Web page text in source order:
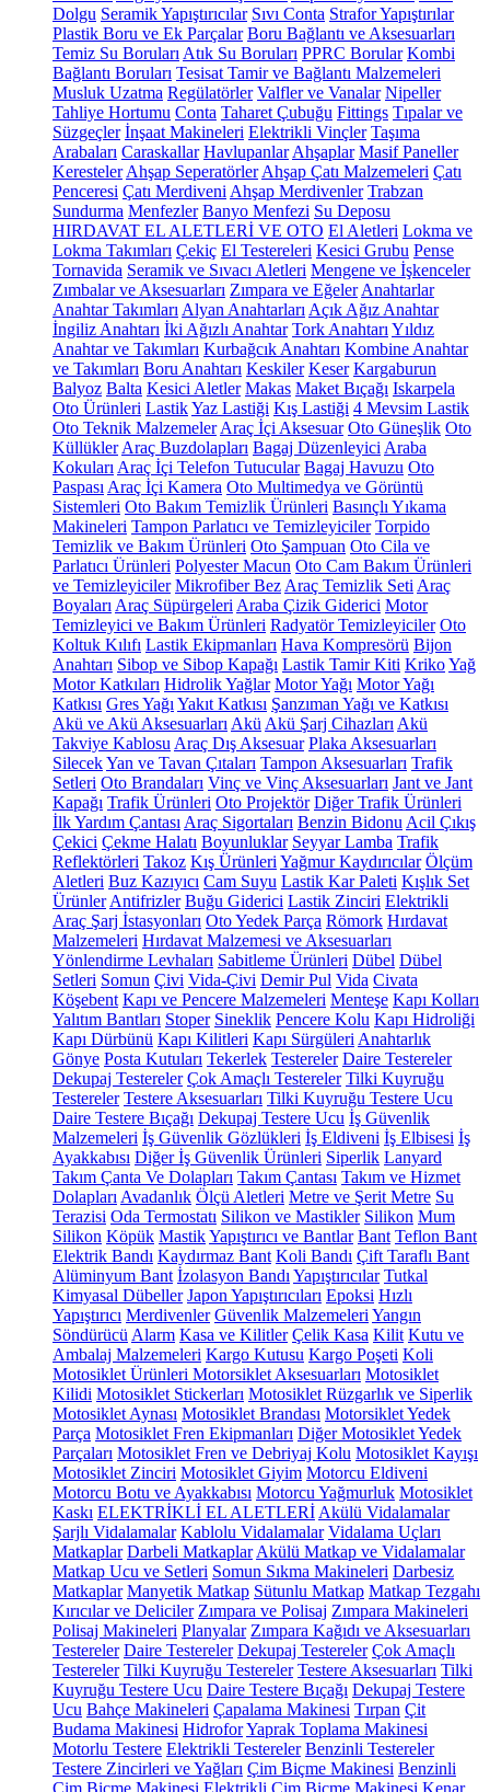
Dolgu Seramik Yapıştırıcılar Sıvı Conta Strafor Yapıştırılar
Plastik Boru ve Ek Parçalar Boru Bağlantı ve Aksesuarları
Temiz Su Boruları Atık Su Boruları PPRC Borular Kombi
Bağlantı Boruları Tesisat Tamir ve Bağlantı Malzemeleri
Musluk Uzatma Regülatörler Valfler ve Vanalar Nipeller
Tahliye Hortumu Conta Taharet Çubuğu Fittings Tıpalar ve
Süzgeçler İnşaat Makineleri Elektrikli Vinçler Taşıma
Arabaları Caraskallar Havlupanlar Ahşaplar Masif Paneller
Keresteler Ahşap Seperatörler Ahşap Çatı Malzemeleri Çatı
Penceresi Çatı Merdiveni Ahşap Merdivenler Trabzan
Sundurma Menfezler Banyo Menfezi Su Deposu
HIRDAVAT EL ALETLERİ VE OTO El Aletleri Lokma ve
Lokma Takımları Çekiç El Testereleri Kesici Grubu Pense
Tornavida Seramik ve Sıvacı Aletleri Mengene ve İşkenceler
Zımbalar ve Aksesuarları Zımpara ve Eğeler Anahtarlar
Anahtar Takımları Alyan Anahtarları Açık Ağız Anahtar
İngiliz Anahtarı İki Ağızlı Anahtar Tork Anahtarı Yıldız
Anahtar ve Takımları Kurbağcık Anahtarı Kombine Anahtar
ve Takımları Boru Anahtarı Keskiler Keser Kargaburun
Balyoz Balta Kesici Aletler Makas Maket Bıçağı Iskarpela
Oto Ürünleri LastikYaz Lastiği Kış Lastiği 4 Mevsim Lastik
Oto Teknik Malzemeler Araç İçi Aksesuar Oto Güneşlik Oto
Küllükler Araç Buzdolapları Bagaj Düzenleyici Araba
Kokuları Araç İçi Telefon Tutucular Bagaj Havuzu Oto
Paspası Araç İçi Kamera Oto Multimedya ve Görüntü
Sistemleri Oto Bakım Temizlik Ürünleri Basınçlı Yıkama
Makineleri Tampon Parlatıcı ve Temizleyiciler Torpido
Temizlik ve Bakım Ürünleri Oto Şampuan Oto Cila ve
Parlatıcı Ürünleri Polyester Macun Oto Cam Bakım Ürünleri
ve Temizleyiciler Mikrofiber Bez Araç Temizlik Seti Araç
Boyaları Araç Süpürgeleri Araba Çizik Giderici Motor
Temizleyici ve Bakım Ürünleri Radyatör Temizleyiciler Oto
Koltuk Kılıfı Lastik Ekipmanları Hava Kompresörü Bijon
Anahtarı Sibop ve Sibop Kapağı Lastik Tamir Kiti KrikoYağ
Motor Katkıları Hidrolik Yağlar Motor Yağı Motor Yağı
Katkısı Gres Yağı Yakıt Katkısı Şanzıman Yağı ve Katkısı
Akü ve Akü Aksesuarları Akü Akü Şarj Cihazları Akü
Takviye Kablosu Araç Dış Aksesuar Plaka Aksesuarları
SilecekYan ve Tavan Çıtaları Tampon Aksesuarları Trafik
Setleri Oto Brandaları Vinç ve Vinç Aksesuarları Jant ve Jant
Kapağı Trafik Ürünleri Oto Projektör Diğer Trafik Ürünleri
İlk Yardım Çantası Araç Sigortaları Benzin Bidonu Acil Çıkış
Çekici Çekme Halatı Boyunluklar Seyyar Lamba Trafik
Reflektörleri Takoz Kış Ürünleri Yağmur Kaydırıcılar Ölçüm
Aletleri Buz Kazıyıcı Cam Suyu Lastik Kar Paleti Kışlık Set
Ürünler Antifrizler Buğu Giderici Lastik Zinciri Elektrikli
Araç Şarj İstasyonları Oto Yedek Parça Römork Hırdavat
Malzemeleri Hırdavat Malzemesi ve Aksesuarları
Yönlendirme Levhaları Sabitleme Ürünleri Dübel Dübel
Setleri Somun Çivi Vida-Çivi Demir Pul Vida Civata
Köşebent Kapı ve Pencere Malzemeleri Menteşe Kapı Kolları
Yalıtım Bantları Stoper Sineklik Pencere Kolu Kapı Hidroliği
Kapı Dürbünü Kapı Kilitleri Kapı Sürgüleri Anahtarlık
Gönye Posta Kutuları Tekerlek Testereler Daire Testereler
Dekupaj Testereler Çok Amaçlı Testereler Tilki Kuyruğu
Testereler Testere Aksesuarları Tilki Kuyruğu Testere Ucu
Daire Testere Bıçağı Dekupaj Testere Ucu İş Güvenlik
Malzemeleri İş Güvenlik Gözlükleri İş Eldiveni İş Elbisesi İş
Ayakkabısı Diğer İş Güvenlik Ürünleri Siperlik Lanyard
Takım Çanta Ve Dolapları Takım Çantası Takım ve Hizmet
Dolapları Avadanlık Ölçü Aletleri Metre ve Şerit Metre Su
Terazisi Oda Termostatı Silikon ve Mastikler Silikon Mum
Silikon Köpük MastikYapıştırıcı ve Bantlar Bant Teflon Bant
Elektrik Bandı Kaydırmaz Bant Koli Bandı Çift Taraflı Bant
Alüminyum Bant İzolasyon Bandı Yapıştırıcılar Tutkal
Kimyasal Dübeller Japon Yapıştırıcıları Epoksi Hızlı
Yapıştırıcı Merdivenler Güvenlik Malzemeleri Yangın
Söndürücü Alarm Kasa ve Kilitler Çelik Kasa Kilit Kutu ve
Ambalaj Malzemeleri Kargo Kutusu Kargo Poşeti Koli
Motosiklet Ürünleri Motorsiklet Aksesuarları Motosiklet
Kilidi Motosiklet Stickerları Motosiklet Rüzgarlık ve Siperlik
Motosiklet Aynası Motosiklet Brandası Motorsiklet Yedek
Parça Motosiklet Fren Ekipmanları Diğer Motosiklet Yedek
Parçaları Motosiklet Fren ve Debriyaj Kolu Motosiklet Kayışı
Motosiklet Zinciri Motosiklet Giyim Motorcu Eldiveni
Motorcu Botu ve Ayakkabısı Motorcu Yağmurluk Motosiklet
Kaskı ELEKTRİKLİ EL ALETLERİ Akülü Vidalamalar
Şarjlı Vidalamalar Kablolu Vidalamalar Vidalama Uçları
Matkaplar Darbeli Matkaplar Akülü Matkap ve Vidalamalar
Matkap Ucu ve Setleri Somun Sıkma Makineleri Darbesiz
Matkaplar Manyetik Matkap Sütunlu Matkap Matkap Tezgahı
Kırıcılar ve Deliciler Zımpara ve Polisaj Zımpara Makineleri
Polisaj Makineleri Planyalar Zımpara Kağıdı ve Aksesuarları
Testereler Daire Testereler Dekupaj Testereler Çok Amaçlı
Testereler Tilki Kuyruğu Testereler Testere Aksesuarları Tilki
Kuyruğu Testere Ucu Daire Testere Bıçağı Dekupaj Testere
Ucu Bahçe Makineleri Çapalama Makinesi Tırpan Çit
Budama Makinesi HidroforYaprak Toplama Makinesi
Motorlu Testere Elektrikli Testereler Benzinli Testereler
Testere Zincirleri ve Yağları Çim Biçme Makinesi Benzinli
Çim Biçme Makinesi Elektrikli Çim Biçme Makinesi Kenar